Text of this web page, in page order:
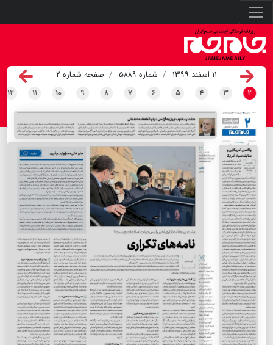
۱۱ اسفند ۱۳۹۹ شماره ۵۸۸۹
صفحه شماره ۲
۲ ۳ ۴ ۵ ۶ ۷ ۸ ۹ ۱۰ ۱۱ ۱۲